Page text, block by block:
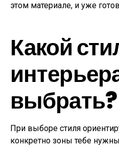
этом материале, и уже
Какой
выбрать?
При выборе стиля
конкретно зоны тебе